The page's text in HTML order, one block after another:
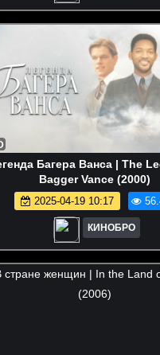
Багера Ванса | The
Bagger Vance (2000)
2025-04-19 10:17
КИНОБРО